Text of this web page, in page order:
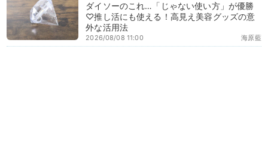
ダイソーのこれ…「じゃない使い方」が優勝
♡推し活にも使える！高見え美容グッズの意
外な活用法
海原藍
2026/08/08 11:00